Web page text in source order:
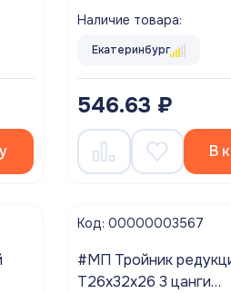
VTm.331.N.261620
Распродажа!!!
Наличие товара:
Екатеринбург
546.63 ₽
В
Код: 00000003567
#МП Тройник
T26х32х26 3 цанги